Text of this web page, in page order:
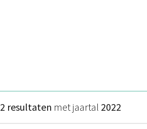
2 resultaten met jaartal 2022